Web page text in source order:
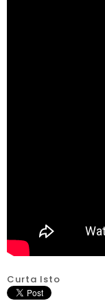
Curta Isto